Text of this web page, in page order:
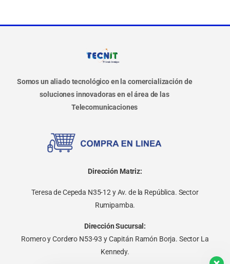
Somos un aliado tecnológico en la comercialización de
soluciones innovadoras en el área de las
Telecomunicaciones
Dirección Matriz:
Teresa de Cepeda N35-12 y Av. de la República. Sector
Rumipamba.
Dirección Sucursal:
Romero y Cordero N53-93 y Capitán Ramón Borja. Sector La
Kennedy.